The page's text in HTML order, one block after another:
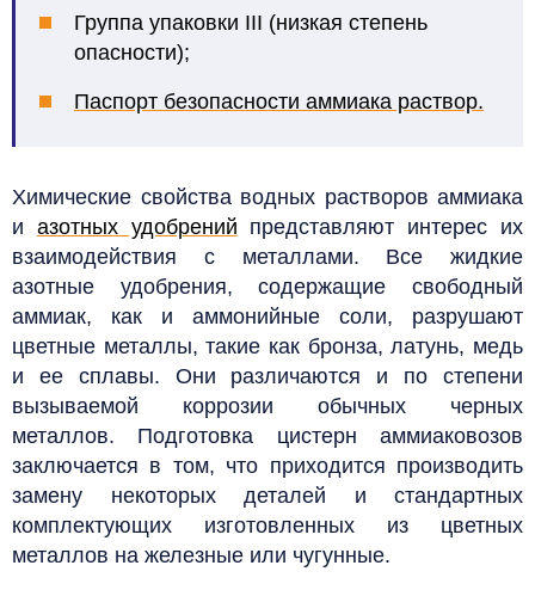
Группа упаковки III (низкая степень
опасности);
Паспорт безопасности аммиака раствор.
Химические свойства водных растворов аммиака
и азотных удобрений представляют интерес их
взаимодействия с металлами. Все жидкие
азотные удобрения, содержащие свободный
аммиак, как и аммонийные соли, разрушают
цветные металлы, такие как бронза, латунь, медь
и ее сплавы. Они различаются и по степени
вызываемой коррозии обычных черных
металлов. Подготовка цистерн аммиаковозов
заключается в том, что приходится производить
замену некоторых деталей и стандартных
комплектующих изготовленных из цветных
металлов на железные или чугунные.